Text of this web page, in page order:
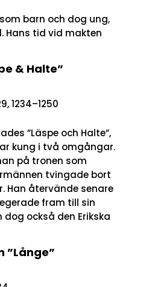
barn och dog ung,
Hans tid vid makten
& Halte”
1234–1250
”Läspe och Halte”,
kung i två omgångar.
på tronen som
tvingade bort
Han återvände senare
fram till sin
dog också den Erikska
”Långe”